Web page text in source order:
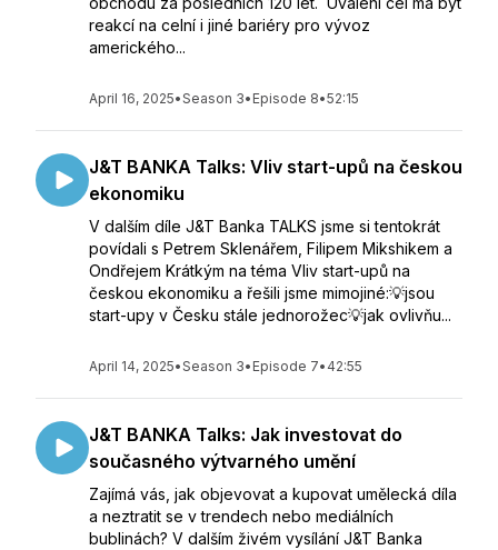
reakcí na celní i jiné bariéry pro vývoz
amerického...
April 16, 2025•Season 3• Episode 8•52:15
J&T BANKA Talks: Vliv start-upů na českou
ekonomiku
V dalším díle J&T Banka TALKS jsme si tentokrát
povídali s Petrem Sklenářem, Filipem Mikshikem a
Ondřejem Krátkým na téma Vliv start-upů na
českou ekonomiku a řešili jsme mimojiné:💡jsou
start-upy v Česku stále jednorožec💡jak ovlivňu...
April 14, 2025•Season 3• Episode 7• 42:55
J&T BANKA Talks: Jak investovat do
současného výtvarného umění
Zajímá vás, jak objevovat a kupovat umělecká díla
a neztratit se v trendech nebo mediálních
bublinách? V dalším živém vysílání J&T Banka